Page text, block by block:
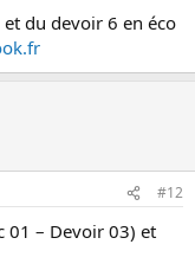
et du devoir 6 en éco
#12
01 – Devoir 03) et